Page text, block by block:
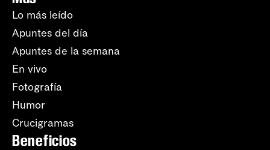
Lo más leído
Apuntes del día
Apuntes de la semana
En vivo
Fotografía
Humor
Crucigramas
Beneficios